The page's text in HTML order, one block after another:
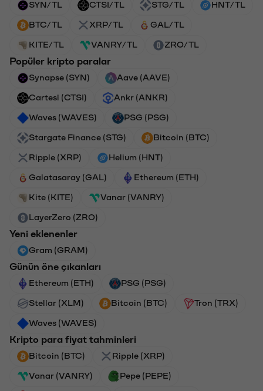
SYN/TL CTSI/TL STG/TL HNT/TL
BTC/TL XRP/TL GAL/TL
KITE/TL VANRY/TL ZRO/TL
Popüler kripto paralar
Synapse (SYN) Aave (AAVE)
Cartesi (CTSI) Ankr (ANKR)
Waves (WAVES) PSG (PSG)
Stargate Finance (STG) Bitcoin (BTC)
Ripple (XRP) Helium (HNT)
Galatasaray (GAL) Ethereum (ETH)
Kite (KITE) Vanar (VANRY)
LayerZero (ZRO)
Yeni eklenenler
Gram (GRAM)
Günün öne çıkanları
Ethereum (ETH) PSG (PSG)
Stellar (XLM) Bitcoin (BTC) Tron (TRX)
Waves (WAVES)
Kripto para fiyat tahminleri
Bitcoin (BTC) Ripple (XRP)
Vanar (VANRY) Pepe (PEPE)